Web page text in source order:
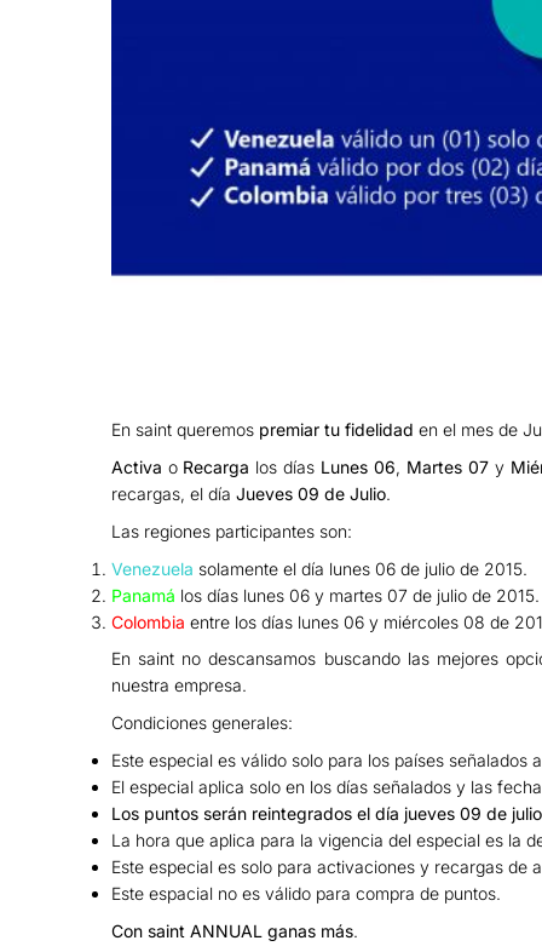
En saint queremos premiar tu fidelidad en el mes de
Activa o Recarga los días Lunes 06, Martes 07y
recargas, el día Jueves 09 de Julio.
Las regiones participantes son:
Venezuela solamente el día lunes 06 de julio de 2015.
Panamá los días lunes 06 y martes 07 de julio de 2015.
Colombia entre los días lunes 06 y miércoles 08 de
En saint no descansamos buscando las mejores
nuestra empresa.
Condiciones generales:
Este especial es válido solo para los países señalados
El especial aplica solo en los días señalados y las
Los puntos serán reintegrados el día jueves 09 de
La hora que aplica para la vigencia del especial es la
Este especial es solo para activaciones y recargas de
Este espacial no es válido para compra de puntos.
Con saint ANNUAL ganas más.